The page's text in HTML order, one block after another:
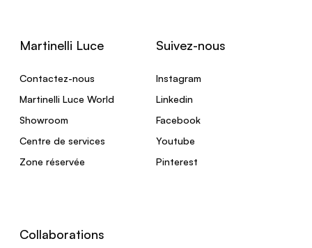
Martinelli Luce
Contactez-nous
Martinelli Luce World
Showroom
Centre de services
Zone réservée
Suivez-nous
Instagram
Linkedin
Facebook
Youtube
Pinterest
Collaborations